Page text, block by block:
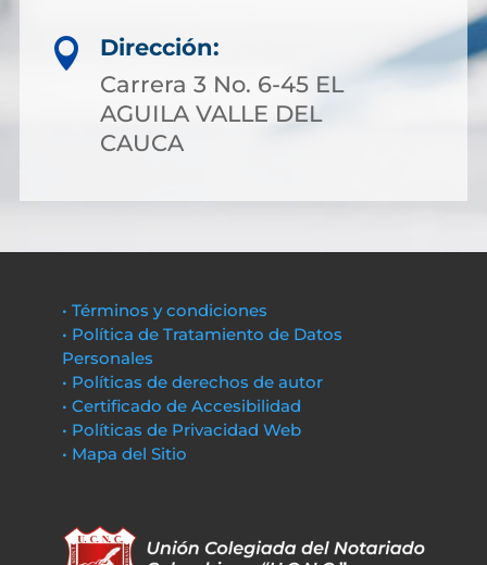

Dirección:
Carrera 3 No. 6-45 EL
AGUILA VALLE DEL
CAUCA
• Términos y condiciones
• Política de Tratamiento de Datos
Personales
• Políticas de derechos de autor
• Certificado de Accesibilidad
• Políticas de Privacidad Web
• Mapa del Sitio